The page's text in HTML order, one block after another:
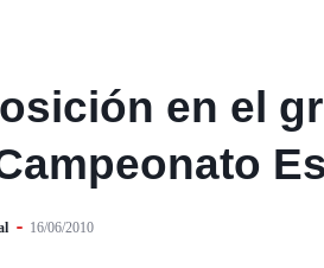
en el
16/06/2010